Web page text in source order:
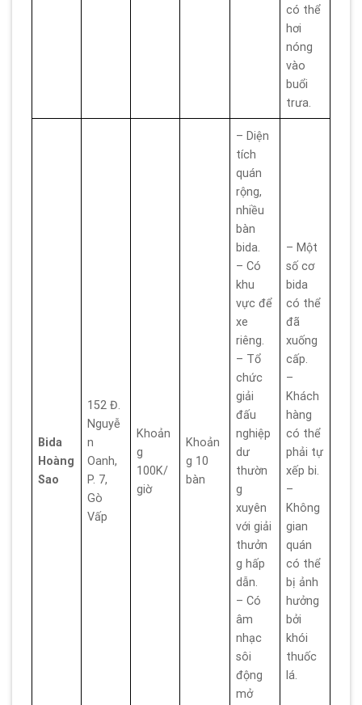
có thể
hơi
nóng
vào
buổi
trưa.
Bida
Hoàng
Sao
152 Đ.
Nguyễ
n
Oanh,
P. 7,
Gò
Vấp
Khoản
g
100K/
giờ
Khoản
g 10
bàn
– Diện
tích
quán
rộng,
nhiều
bàn
bida.
– Có
khu
vực để
xe
riêng.
– Tổ
chức
giải
đấu
nghiệp
dư
thườn
g
xuyên
với giải
thưởn
g hấp
dẫn.
– Có
âm
nhạc
sôi
động
mở
– Một
số cơ
bida
có thể
đã
xuống
cấp.
–
Khách
hàng
có thể
phải tự
xếp bi.
–
Không
gian
quán
có thể
bị ảnh
hưởng
bởi
khói
thuốc
lá.